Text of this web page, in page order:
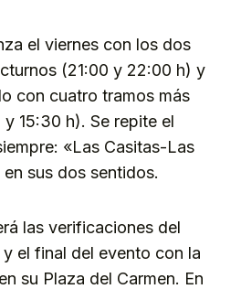
el viernes con los dos
(21:00 y 22:00 h) y
con cuatro tramos más
y 15:30 h). Se repite el
«Las Casitas-Las
sus dos sentidos.
las verificaciones del
el final del evento con la
su Plaza del Carmen. En